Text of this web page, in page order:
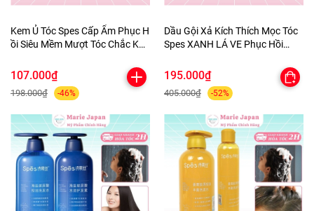
Kem Ủ Tóc Spes Cấp Ẩm Phục H
ồi Siêu Mềm Mượt Tóc Chắc Khỏ
ýp 200ml
107.000₫
198.000₫ -46%
Dầu Gội Xả Kích Thích Mọc Tóc
Spes XANH LÁ VE Phục Hồi
Mượt Phồng Tóc
195.000₫
405.000₫ -52%